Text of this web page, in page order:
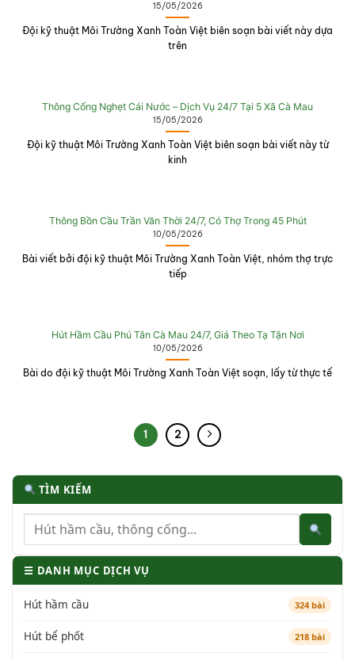
15/05/2026
Đội kỹ thuật Môi Trường Xanh Toàn Việt biên soạn bài viết này dựa
trên
Thông Cống Nghẹt Cái Nước – Dịch Vụ 24/7 Tại 5 Xã Cà Mau
15/05/2026
Đội kỹ thuật Môi Trường Xanh Toàn Việt biên soạn bài viết này từ
kinh
Thông Bồn Cầu Trần Văn Thời 24/7, Có Thợ Trong 45 Phút
10/05/2026
Bài viết bởi đội kỹ thuật Môi Trường Xanh Toàn Việt, nhóm thợ trực
tiếp
Hút Hầm Cầu Phú Tân Cà Mau 24/7, Giá Theo Tạ Tận Nơi
10/05/2026
Bài do đội kỹ thuật Môi Trường Xanh Toàn Việt soạn, lấy từ thực tế
1 2
TÌM KIẾM
☰ DANH MỤC DỊCH VỤ
Hút hầm cầu 324 bài
Hút bể phốt 218 bài